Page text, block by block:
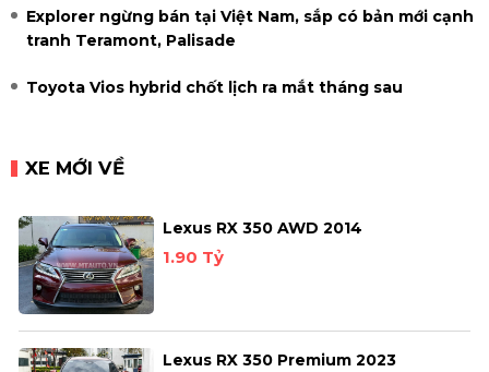
Explorer ngừng bán tại Việt Nam, sắp có bản mới cạnh
tranh Teramont, Palisade
Toyota Vios hybrid chốt lịch ra mắt tháng sau
XE MỚI VỀ
Lexus RX 350 AWD 2014
1.90 Tỷ
Lexus RX 350 Premium 2023